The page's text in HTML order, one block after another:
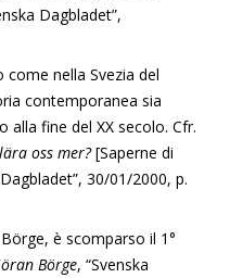
Dagbladet”,
nella Svezia del
contemporanea sia
fine del XX secolo. Cfr.
oss mer?[Saperne di
30/01/2000, p.
è scomparso il 1°
Börge, “Svenska